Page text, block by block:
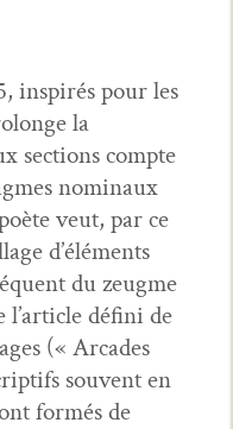
inspirés pour les
la
sec­tions compte
nom­inaux
veut, par ce
d’éléments
du zeugme
l’article défi­ni de
(« Arcades
sou­vent en
for­més de